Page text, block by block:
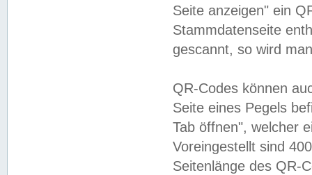
Seite anzeigen" ein
Stammdatenseite
gescannt, so wird
QR-Codes können
Seite eines Pegels
Tab öffnen", welcher
Voreingestellt sind
Seitenlänge des QR-